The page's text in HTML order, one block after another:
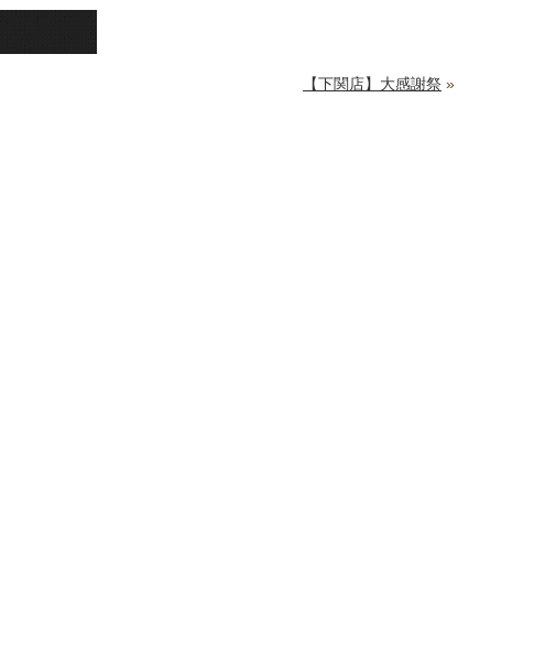
【下関店】大感謝祭 »